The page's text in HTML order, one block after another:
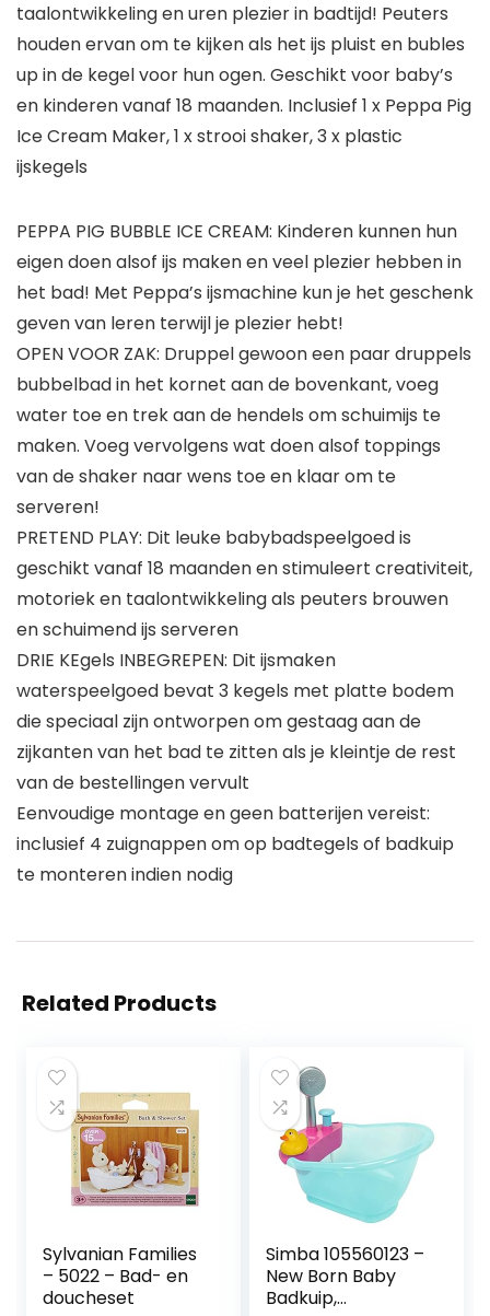
taalontwikkeling en uren plezier in badtijd! Peuters
houden ervan om te kijken als het ijs pluist en bubles
up in de kegel voor hun ogen. Geschikt voor baby’s
en kinderen vanaf 18 maanden. Inclusief 1 x Peppa Pig
Ice Cream Maker, 1 x strooi shaker, 3 x plastic
ijskegels
PEPPA PIG BUBBLE ICE CREAM: Kinderen kunnen hun
eigen doen alsof ijs maken en veel plezier hebben in
het bad! Met Peppa’s ijsmachine kun je het geschenk
geven van leren terwijl je plezier hebt!
OPEN VOOR ZAK: Druppel gewoon een paar druppels
bubbelbad in het kornet aan de bovenkant, voeg
water toe en trek aan de hendels om schuimijs te
maken. Voeg vervolgens wat doen alsof toppings
van de shaker naar wens toe en klaar om te
serveren!
PRETEND PLAY: Dit leuke babybadspeelgoed is
geschikt vanaf 18 maanden en stimuleert creativiteit,
motoriek en taalontwikkeling als peuters brouwen
en schuimend ijs serveren
DRIE KEgels INBEGREPEN: Dit ijsmaken
waterspeelgoed bevat 3 kegels met platte bodem
die speciaal zijn ontworpen om gestaag aan de
zijkanten van het bad te zitten als je kleintje de rest
van de bestellingen vervult
Eenvoudige montage en geen batterijen vereist:
inclusief 4 zuignappen om op badtegels of badkuip
te monteren indien nodig
Related Products
Sylvanian Families
– 5022 – Bad- en
doucheset
Simba 105560123 –
New Born Baby
Badkuip,